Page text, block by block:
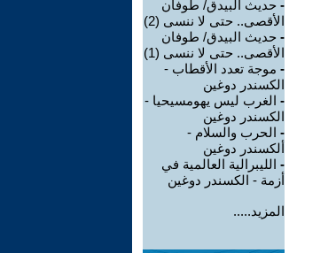
- حديث البيدق/ طوفان
الأقصى.. حتى لا ننسى (2)
- حديث البيدق/ طوفان
الأقصى.. حتى لا ننسى (1)
- موجة تعدد الأقطاب -
الكسندر دوغين
- الغرب ليس يهومسيحيا -
الكسندر دوغين
- الحرب والسلام -
ألكسندر دوغين
- الليبرالية العالمية في
أزمة - الكسندر دوغين
المزيد.....